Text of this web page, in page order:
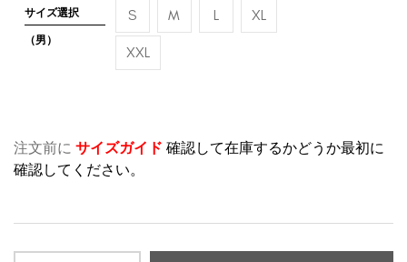
サイズ選択
（男）
S M L XL
XXL
注文前に サイズガイド 確認して在庫するかどうか最初に
確認してください。